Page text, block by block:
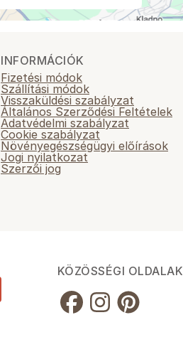
INFORMÁCIÓK
Fizetési módok
Szállítási módok
Visszaküldési szabályzat
Általános Szerződési Feltételek
Adatvédelmi szabályzat
Cookie szabályzat
Növényegészségügyi előírások
Jogi nyilatkozat
Szerzői jog
KÖZÖSSÉGI OLDALAK